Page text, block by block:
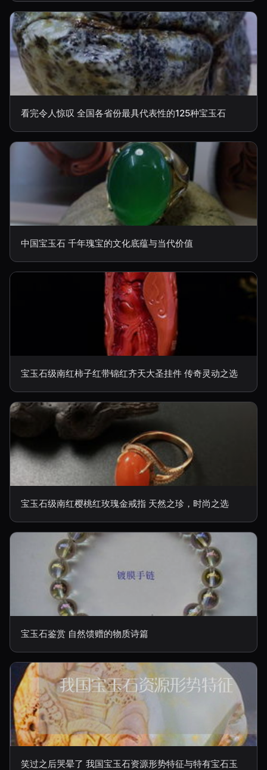
看完令人惊叹 全国各省份最具代表性的125种宝玉石
中国宝玉石 千年瑰宝的文化底蕴与当代价值
宝玉石级南红柿子红带锦红齐天大圣挂件 传奇灵动之选
宝玉石级南红樱桃红玫瑰金戒指 天然之珍，时尚之选
宝玉石鉴赏 自然馈赠的物质诗篇
笑过之后哭晕了 我国宝玉石资源形势特征与特有宝石玉